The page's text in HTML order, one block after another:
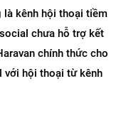
là kênh hội thoại tiềm
chưa hỗ trợ kết
chính thức cho
với hội thoại từ kênh